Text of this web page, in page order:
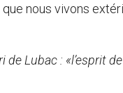
nous vivons
Lubac : «l’esprit de